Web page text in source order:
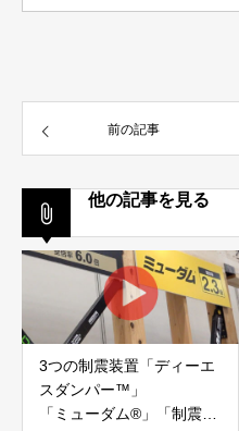
前の記事
他の記事を見る
3つの制震装置「ディーエ
スダンパー™」
「ミューダム®」「制震テ